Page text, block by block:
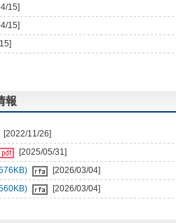
15]
15]
報
[2022/11/26]
[2025/05/31]
[2026/03/04]
[2026/03/04]